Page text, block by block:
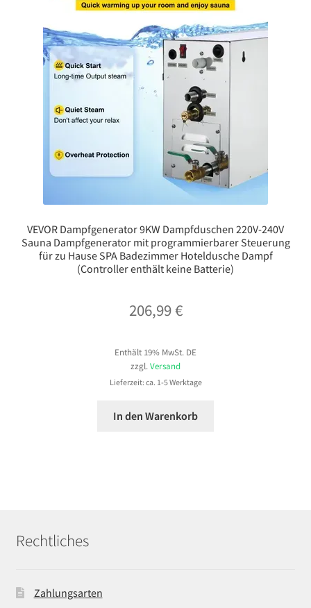
VEVOR Dampfgenerator 9KW Dampfduschen 220V-240V
Sauna Dampfgenerator mit programmierbarer Steuerung
für zu Hause SPA Badezimmer Hoteldusche Dampf
(Controller enthält keine Batterie)
206,99€
Enthält 19% MwSt. DE
zzgl. Versand
Lieferzeit: ca. 1-5 Werktage
In den Warenkorb
Rechtliches
Zahlungsarten